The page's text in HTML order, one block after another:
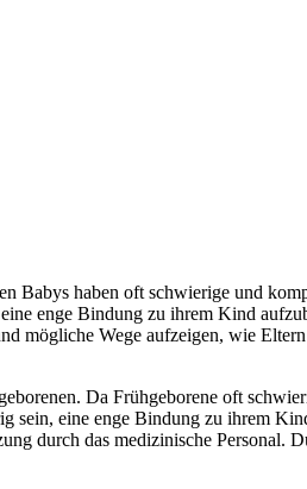
Babys haben oft schwierige und
enge Bindung zu ihrem Kind
mögliche Wege aufzeigen, wie
Da Frühgeborene oft
sein, eine enge Bindung zu ihrem
durch das medizinische